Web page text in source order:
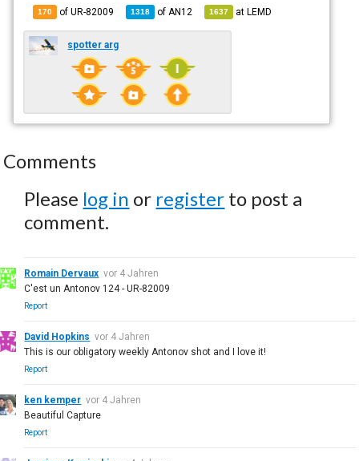
170 of UR-82009 1318 of AN12 1637 atLEMD
spotter arg
Comments
Please log in or register to post a
comment.
Romain Dervaux vor 4 Jahren
C'est un Antonov 124 - UR-82009
Report
David Hopkins vor 4 Jahren
This is our obligatory weekly Antonov shot and I love it!
Report
ken kemper vor 4 Jahren
Beautiful Capture
Report